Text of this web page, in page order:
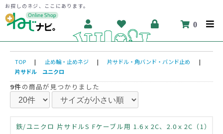
お探しのネジ、ここにあります。
0
TOP | 止め輪・止めネジ | 片サドル・角バンド・バンド止め
|
片サドル ユニクロ
9件の商品が見つかりました
鉄/ユニクロ 片サドルS Fケーブル用 1.6ｘ2C、2.0ｘ2C（1）